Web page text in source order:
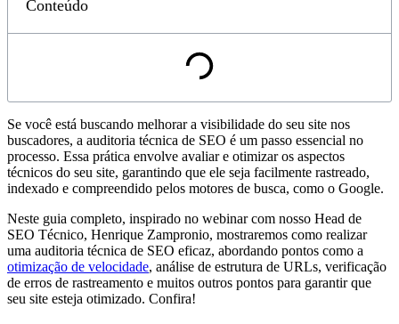
Reproduzir vídeo
Conteúdo
Se você está buscando melhorar a visibilidade do seu site nos
buscadores, a auditoria técnica de SEO é um passo essencial no
processo. Essa prática envolve avaliar e otimizar os aspectos
técnicos do seu site, garantindo que ele seja facilmente rastreado,
indexado e compreendido pelos motores de busca, como o Google.
Neste guia completo, inspirado no webinar com nosso Head de
SEO Técnico, Henrique Zampronio, mostraremos como realizar
uma auditoria técnica de SEO eficaz, abordando pontos como a
otimização de velocidade, análise de estrutura de URLs, verificação
de erros de rastreamento e muitos outros pontos para garantir que
seu site esteja otimizado. Confira!